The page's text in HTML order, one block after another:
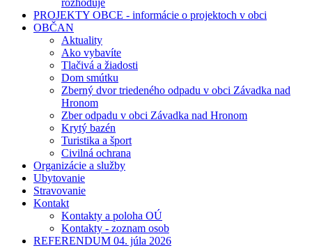
rozhoduje
PROJEKTY OBCE - informácie o projektoch v obci
OBČAN
Aktuality
Ako vybavíte
Tlačivá a žiadosti
Dom smútku
Zberný dvor triedeného odpadu v obci Závadka nad
Hronom
Zber odpadu v obci Závadka nad Hronom
Krytý bazén
Turistika a šport
Civilná ochrana
Organizácie a služby
Ubytovanie
Stravovanie
Kontakt
Kontakty a poloha OÚ
Kontakty - zoznam osob
REFERENDUM 04. júla 2026